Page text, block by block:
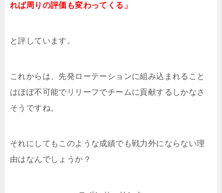
れば周りの評価も変わってくる」
と評しています。
これからは、先発ローテーションに組み込まれること
はほぼ不可能でリリーフでチームに貢献するしかなさ
そうですね。
それにしてもこのような成績でも戦力外にならない理
由はなんでしょうか？